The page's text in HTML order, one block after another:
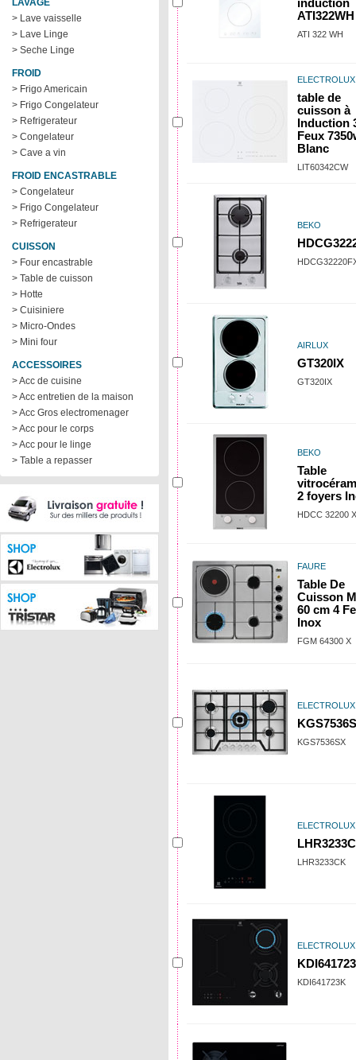
LAVAGE
> Lave vaisselle
> Lave Linge
> Seche Linge
FROID
> Frigo Americain
> Frigo Congelateur
> Refrigerateur
> Congelateur
> Cave a vin
FROID ENCASTRABLE
> Congelateur
> Frigo Congelateur
> Refrigerateur
CUISSON
> Four encastrable
> Table de cuisson
> Hotte
> Cuisiniere
> Micro-Ondes
> Mini four
ACCESSOIRES
> Acc de cuisine
> Acc entretien de la maison
> Acc Gros electromenager
> Acc pour le corps
> Acc pour le linge
> Table a repasser
induction
ATI322WH
ATI 322 WH
ELECTROLUX
table de
cuisson à
Induction
Feux
Blanc
LIT60342CW
BEKO
AIRLUX
GT320IX
GT320IX
BEKO
Table
2 foyers
HDCC 32200 X
FAURE
Table De
Cuisson
60 cm 4
Inox
FGM 64300 X
ELECTROLUX
KGS7536SX
ELECTROLUX
LHR3233CK
ELECTROLUX
KDI641723K